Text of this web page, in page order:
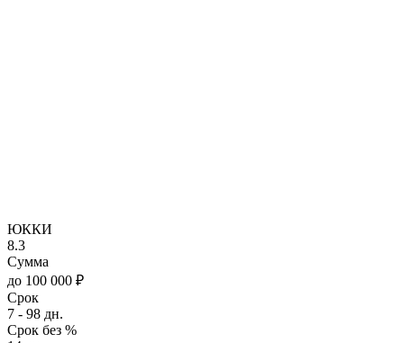
ЮККИ
8.3
Сумма
до 100 000 ₽
Срок
7 - 98 дн.
Срок без %